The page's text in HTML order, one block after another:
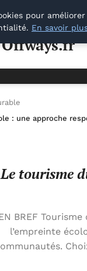
Offways.fr
: une approche
Le tourisme
BREF
l’empreinte
pour
En savoir